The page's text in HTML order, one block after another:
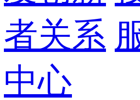
者关系
中心